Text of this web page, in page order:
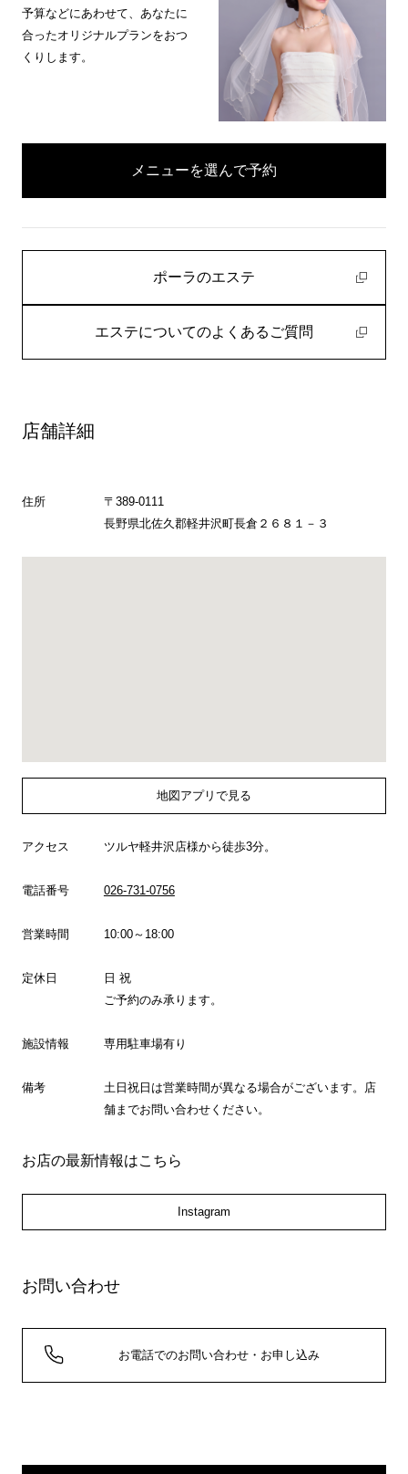
予算などにあわせて、あなたに
合ったオリジナルプランをおつ
くりします。
メニューを選んで予約
ポーラのエステ
エステについてのよくあるご質問
店舗詳細
住所
〒389-0111
長野県北佐久郡軽井沢町長倉２６８１－３
地図アプリで見る
アクセス ツルヤ軽井沢店様から徒歩3分。
電話番号 026-731-0756
営業時間 10:00～18:00
定休日
日 祝
ご予約のみ承ります。
施設情報 専用駐車場有り
備考
土日祝日は営業時間が異なる場合がございます。店
舗までお問い合わせください。
お店の最新情報はこちら
Instagram
お問い合わせ
お電話でのお問い合わせ・お申し込み